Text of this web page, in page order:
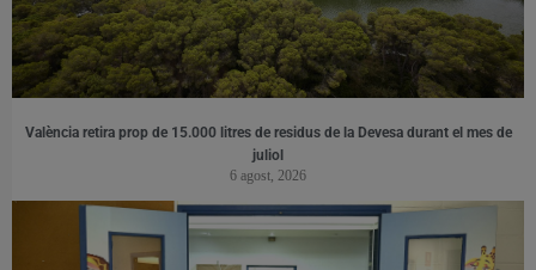
València retira prop de 15.000 litres de residus de la Devesa durant el mes de
juliol
6 agost, 2026